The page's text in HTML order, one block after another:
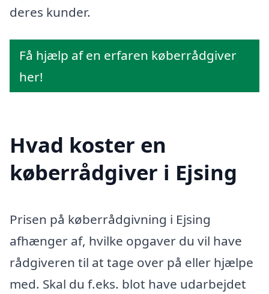
deres kunder.
Få hjælp af en erfaren køberrådgiver
her!
Hvad koster en
køberrådgiver i Ejsing
Prisen på køberrådgivning i Ejsing
afhænger af, hvilke opgaver du vil have
rådgiveren til at tage over på eller hjælpe
med. Skal du f.eks. blot have udarbejdet